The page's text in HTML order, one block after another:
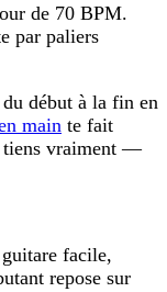
de 70 BPM.
par paliers
début à la fin en
main te fait
tiens vraiment —
facile,
repose sur